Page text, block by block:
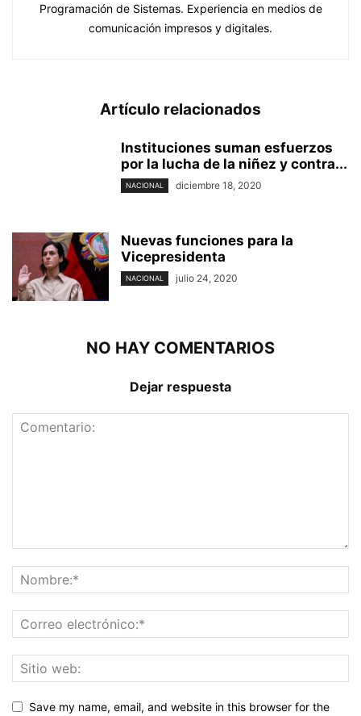
Programación de Sistemas. Experiencia en medios de
comunicación impresos y digitales.
Artículo relacionados
Instituciones suman esfuerzos
por la lucha de la niñez y contra...
NACIONAL diciembre 18, 2020
Nuevas funciones para la
Vicepresidenta
NACIONAL julio 24, 2020
NO HAY COMENTARIOS
Dejar respuesta
Save my name, email, and website in this browser for the